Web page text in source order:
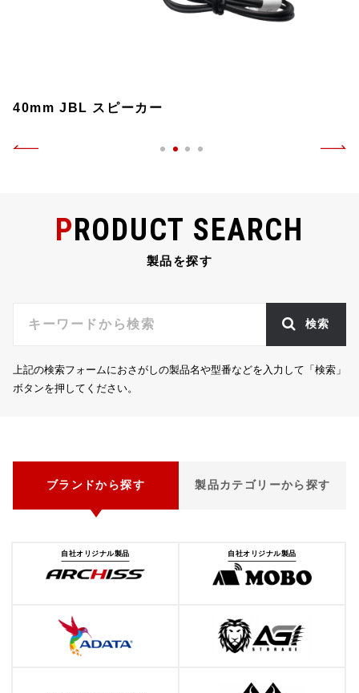
40mm JBL スピーカー
PRODUCT SEARCH
製品を探す
検索
上記の検索フォームにおさがしの製品名や型番などを入力して「検索」
ボタンを押してください。
ブランドから探す 製品カテゴリーから探す
自社オリジナル製品 自社オリジナル製品